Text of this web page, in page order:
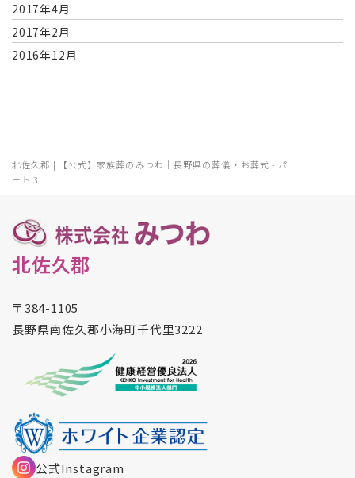
北佐久郡 | 【公式】家族葬のみつわ｜長野県の葬儀・お葬式 - パ
ート 3
2017年4月
2017年2月
2016年12月
北佐久郡
〒384-1105
長野県南佐久郡小海町千代里3222
公式Instagram